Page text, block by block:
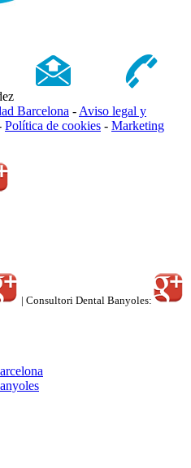
Barcelona - Aviso legal y
Política de cookies - Marketing
| Consultori Dental Banyoles: